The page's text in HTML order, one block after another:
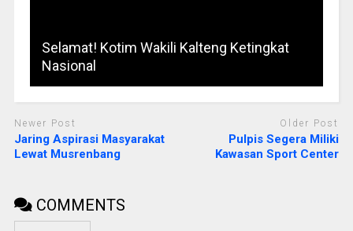
Selamat! Kotim Wakili Kalteng Ketingkat
Nasional
Newer Post
Jaring Aspirasi Masyarakat
Lewat Musrenbang
Older Post
Pulpis Segera Miliki
Kawasan Sport Center
COMMENTS